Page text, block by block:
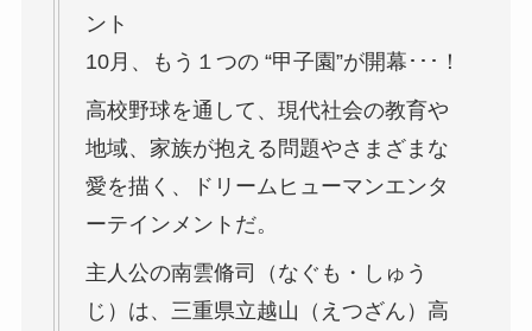
ント
10月、もう１つの “甲子園”が開幕･･･！
高校野球を通して、現代社会の教育や
地域、家族が抱える問題やさまざまな
愛を描く、ドリームヒューマンエンタ
ーテインメントだ。
主人公の南雲脩司（なぐも・しゅう
じ）は、三重県立越山（えつざん）高